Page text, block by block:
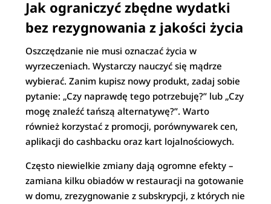
Jak ograniczyć zbędne wydatki
bez rezygnowania z jakości życia
Oszczędzanie nie musi oznaczać życia w
wyrzeczeniach. Wystarczy nauczyć się mądrze
wybierać. Zanim kupisz nowy produkt, zadaj sobie
pytanie: „Czy naprawdę tego potrzebuję?” lub „Czy
mogę znaleźć tańszą alternatywę?”. Warto
również korzystać z promocji, porównywarek cen,
aplikacji do cashbacku oraz kart lojalnościowych.
Często niewielkie zmiany dają ogromne efekty –
zamiana kilku obiadów w restauracji na gotowanie
w domu, zrezygnowanie z subskrypcji, z których nie